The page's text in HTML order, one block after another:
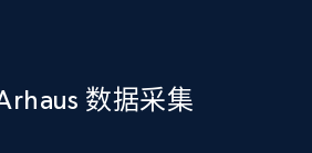
数据采集